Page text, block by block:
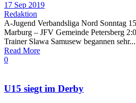
17 Sep 2019
Redaktion
A-Jugend Verbandsliga Nord Sonntag
Marburg – JFV Gemeinde Petersberg
Trainer Slawa Samusew begannen sehr...
Read More
0
U15 siegt im Derby